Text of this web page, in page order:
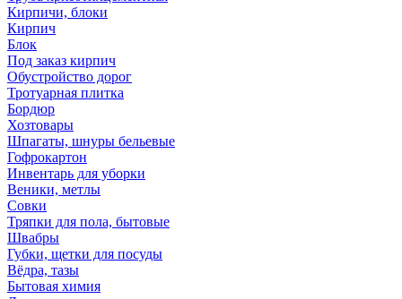
Кирпичи, блоки
Кирпич
Блок
Под заказ кирпич
Обустройство дорог
Тротуарная плитка
Бордюр
Хозтовары
Шпагаты, шнуры бельевые
Гофрокартон
Инвентарь для уборки
Веники, метлы
Совки
Тряпки для пола, бытовые
Швабры
Губки, щетки для посуды
Вёдра, тазы
Бытовая химия